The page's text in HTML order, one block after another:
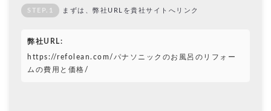
STEP.1 まずは、弊社URLを貴社サイトへリンク
弊社URL:
https://refolean.com/パナソニックのお風呂のリフォー
ムの費用と価格/